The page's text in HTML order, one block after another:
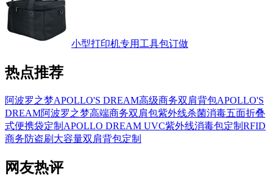
小型打印机专用工具包订做
热点推荐
阿波罗之梦APOLLO'S DREAM高级商务双肩背包APOLLO'S
DREAM阿波罗之梦高端商务双肩包紫外线杀菌消毒五面折叠
式便携袋定制 APOLLO DREAM UVC紫外线消毒包定制 RFID
商务防盗刷大容量双肩背包定制
网友热评